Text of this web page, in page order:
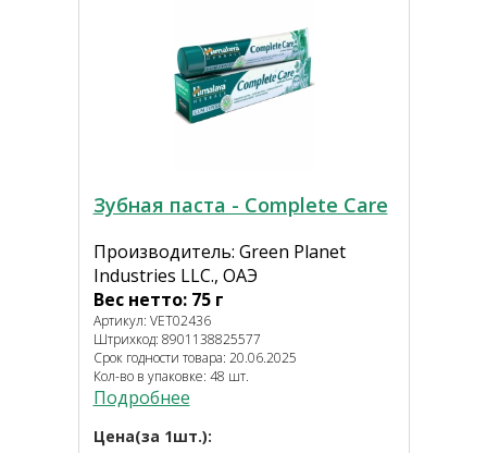
Зубная паста - Complete Care
Производитель: Green Planet
Industries LLC., ОАЭ
Вес нетто: 75 г
Артикул: VET02436
Штрихкод: 8901138825577
Срок годности товара: 20.06.2025
Кол-во в упаковке: 48 шт.
Подробнее
Цена(за 1шт.):